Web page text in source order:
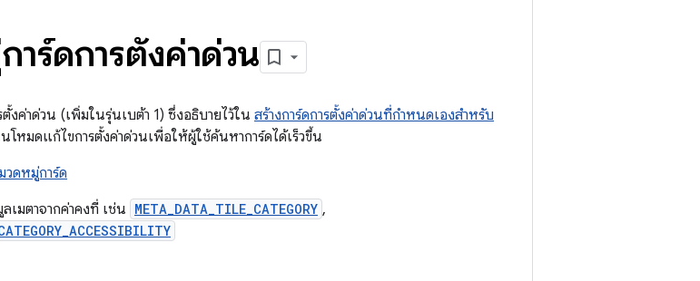
ร์ดการตั้งค่าด่วน
ค่าด่วน (เพิ่มในรุ่นเบต้า 1) ซึ่งอธิบายไว้ใน สร้างการ์ดการตั้งค่าด่วนที่กำหนดเองสำหรับ
โหมดแก้ไขการตั้งค่าด่วนเพื่อให้ผู้ใช้ค้นหาการ์ดได้เร็วขึ้น
ดหมู่การ์ด
มตาจากค่าคงที่ เช่น META_DATA_TILE_CATEGORY ,